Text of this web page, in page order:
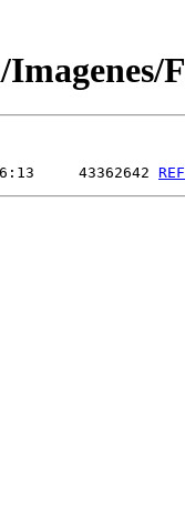
43362642